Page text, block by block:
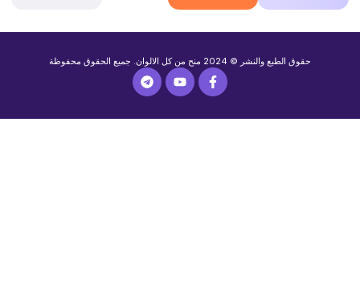
حقوق الطبع والنشر © 2024 منح من كل الالوان. جميع الحقوق محفوظة